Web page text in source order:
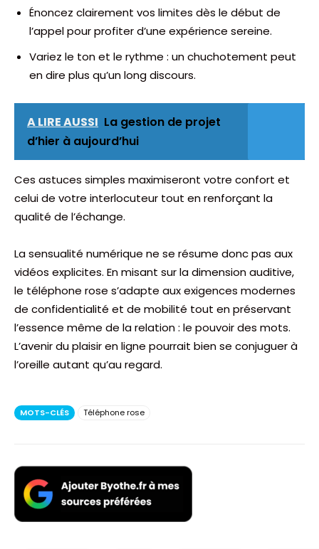
Énoncez clairement vos limites dès le début de
l’appel pour profiter d’une expérience sereine.
Variez le ton et le rythme : un chuchotement peut
en dire plus qu’un long discours.
A LIRE AUSSI La gestion de projet
d’hier à aujourd’hui
Ces astuces simples maximiseront votre confort et
celui de votre interlocuteur tout en renforçant la
qualité de l’échange.
La sensualité numérique ne se résume donc pas aux
vidéos explicites. En misant sur la dimension auditive,
le téléphone rose s’adapte aux exigences modernes
de confidentialité et de mobilité tout en préservant
l’essence même de la relation : le pouvoir des mots.
L’avenir du plaisir en ligne pourrait bien se conjuguer à
l’oreille autant qu’au regard.
MOTS-CLÉS Téléphone rose